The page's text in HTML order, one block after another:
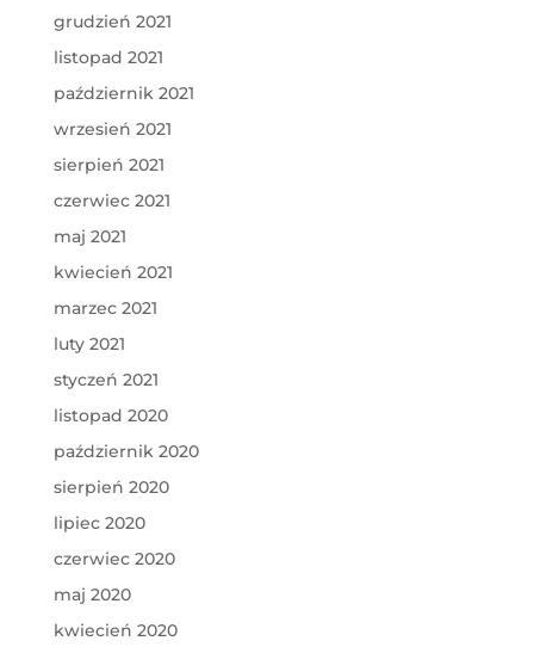
grudzień 2021
listopad 2021
październik 2021
wrzesień 2021
sierpień 2021
czerwiec 2021
maj 2021
kwiecień 2021
marzec 2021
luty 2021
styczeń 2021
listopad 2020
październik 2020
sierpień 2020
lipiec 2020
czerwiec 2020
maj 2020
kwiecień 2020